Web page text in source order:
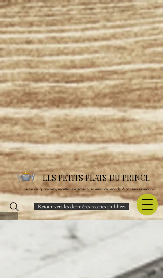
LES PETITS PLATS DU PRINCE
Cuisine du quotidien, recettes de saison, saveurs du monde & conserves maison
Retour vers les dernières recettes publiées